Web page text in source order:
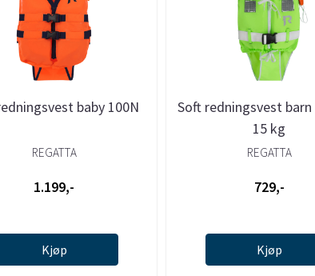
baby 100N
REGATTA
1.199,-
Kjøp
Soft redningsvest barn
15 kg
REGATTA
729,-
Kjøp